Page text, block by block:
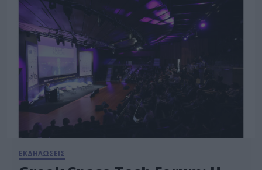
ΕΚΔΗΛΩΣΕΙΣ